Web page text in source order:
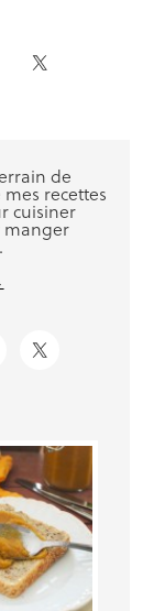
de
recettes
cuisiner
manger